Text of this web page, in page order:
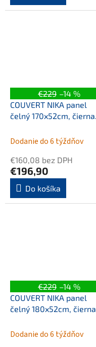
€229 –14 %
COUVERT NIKA panel
čelný 170x52cm, čierna
Dodanie do 6 týždňov
€160,08 bez DPH
€196,90
Do košíka
€229 –14 %
COUVERT NIKA panel
čelný 180x52cm, čierna
Dodanie do 6 týždňov